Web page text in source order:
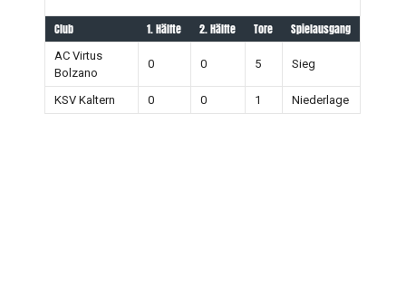
Club 1. Hälfte 2. Hälfte Tore Spielausgang
AC Virtus
Bolzano
0 0 5 Sieg
KSV Kaltern 0 0 1 Niederlage